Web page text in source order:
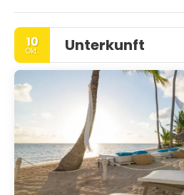
Punta Cana für viele zum
Angebot an Wassersportarten ist
mehrere Golfplätze. Die
geschlossene Siedlungen.
10
Okt. Unterkunft